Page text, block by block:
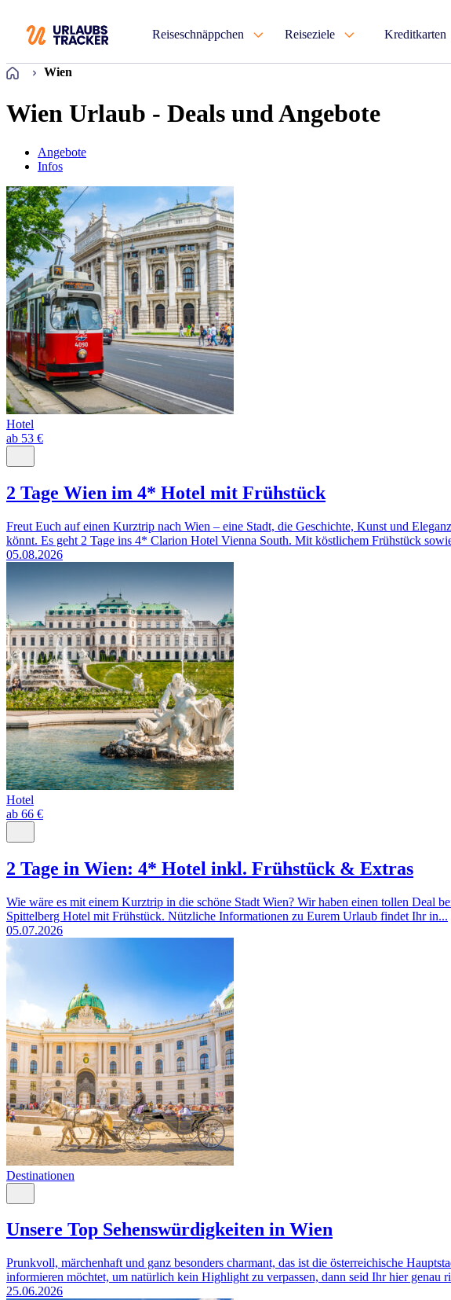
Reiseschnäppchen Reiseziele Kreditkarten
Startseite
Wien
Wien Urlaub - Deals und Angebote
Angebote
Infos
Hotel
ab 53 €
2 Tage Wien im 4* Hotel mit Frühstück
Freut Euch auf einen Kurztrip nach Wien – eine Stadt, die Geschichte, Kunst und
könnt. Es geht 2 Tage ins 4* Clarion Hotel Vienna South. Mit köstlichem Frühstück
05.08.2026
Hotel
ab 66 €
2 Tage in Wien: 4* Hotel inkl. Frühstück & Extras
Wie wäre es mit einem Kurztrip in die schöne Stadt Wien? Wir haben einen tollen Deal
Spittelberg Hotel mit Frühstück. Nützliche Informationen zu Eurem Urlaub findet Ihr in...
05.07.2026
Destinationen
Unsere Top Sehenswürdigkeiten in Wien
Prunkvoll, märchenhaft und ganz besonders charmant, das ist die österreichische
informieren möchtet, um natürlich kein Highlight zu verpassen, dann seid Ihr hier genau
25.06.2026